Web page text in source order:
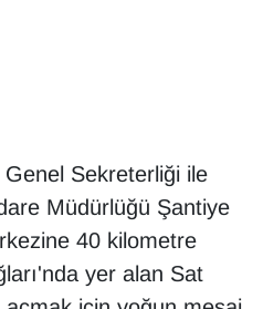
Sekreterliği ile
Müdürlüğü Şantiye
40 kilometre
yer alan Sat